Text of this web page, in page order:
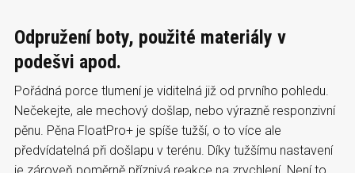
Odpružení boty, použité materiály v
podešvi apod.
Pořádná porce tlumení je viditelná již od prvního pohledu.
Nečekejte, ale mechový došlap, nebo výrazně responzivní
pěnu. Pěna FloatPro+ je spíše tužší, o to více ale
předvídatelná při došlapu v terénu. Díky tužšímu nastavení